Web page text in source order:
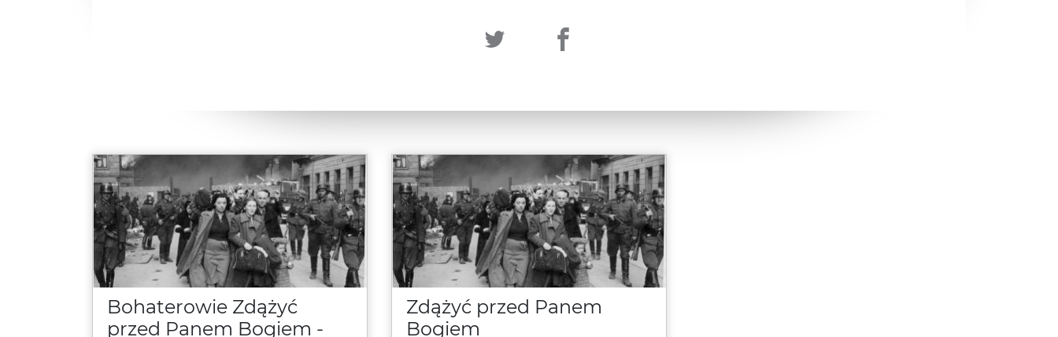
Bohaterowie Zdążyć
przed Panem Bogiem -
Zdążyć przed Panem
Bogiem